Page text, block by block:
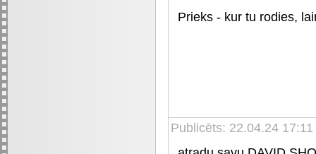
Prieks - kur tu rodies,
Publicēts: 22.04.24 17:11